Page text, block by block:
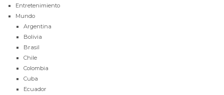
Entretenimiento
Mundo
Argentina
Bolivia
Brasil
Chile
Colombia
Cuba
Ecuador